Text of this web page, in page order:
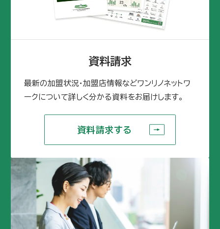
資料請求
最新の加盟状況・加盟店情報などワンリノネットワ
ークについて詳しく分かる資料をお届けします。
資料請求する